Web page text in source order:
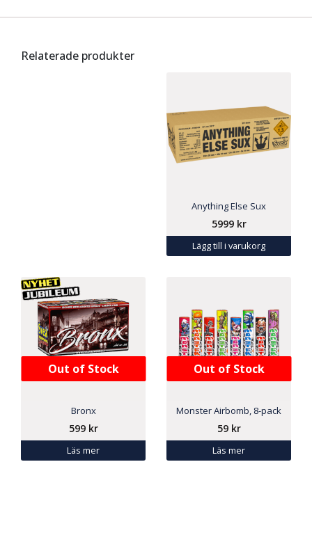
Relaterade produkter
Anything Else Sux
5999 kr
Lägg till i varukorg
Out of Stock
Bronx
599 kr
Läs mer
Out of Stock
Monster Airbomb, 8-pack
59 kr
Läs mer